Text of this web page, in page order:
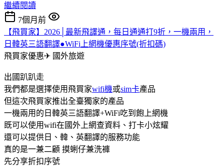
繼續閱讀
7個月前
【飛買家】2026│最新飛譯通，每日通通打9折，一機兩用，
日韓英三語翻譯●WiFi上網機優惠序號(折扣碼)
飛買家優惠✈ 國外旅遊
出國趴趴走
我們都是選擇使用飛買家wifi機或sim卡產品
但這次飛買家推出全臺獨家的產品
一機兩用的日韓英三語翻譯+WiFi吃到飽上網機
既可以使用wifi在國外上網查資料、打卡小炫耀
還可以提供日、韓、英翻譯的服務功能
真的是一兼二顧 摸蜊仔兼洗褲
先分享折扣序號